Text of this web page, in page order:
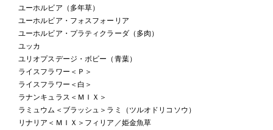
ユーホルビア（多年草）
ユーホルビア・フォスフォーリア
ユーホルビア・プラティクラーダ（多肉）
ユッカ
ユリオプスデージ・ボビー（青葉）
ライスフラワー＜Ｐ＞
ライスフラワー＜白＞
ラナンキュラス＜ＭＩＸ＞
ラミュウム＜ブラッシュ＞ラミ（ツルオドリコソウ）
リナリア＜ＭＩＸ＞フィリア／姫金魚草